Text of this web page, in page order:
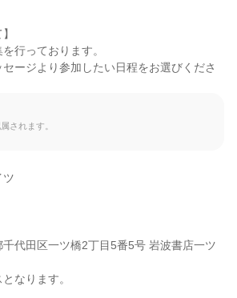
行っております。
ージより参加したい日程をお選びくださ
されます。
ツ
代田区一ツ橋2丁目5番5号 岩波書店一ツ
なります。